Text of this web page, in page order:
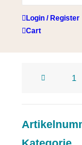
Login / Register
Cart
14,00
grau-
weißem